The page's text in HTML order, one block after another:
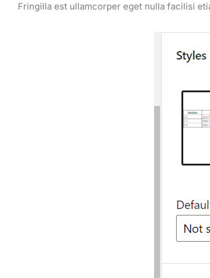
Fringilla est ullamcorper eget nulla facilisi